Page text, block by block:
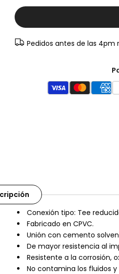
ampliar
Pedidos antes de las 4pm
Conexión tipo: Tee
Fabricado en CPVC.
Unión con cemento
De mayor resistencia al
Resistente a la corrosión,
No contamina los fluidos